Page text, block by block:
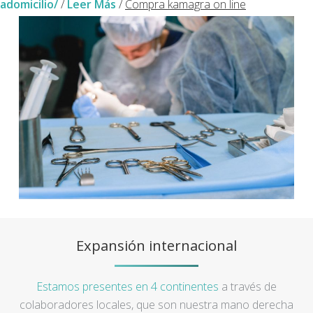
adomicilio// Leer Más / Compra kamagra on line
Expansión internacional
Estamos presentes en 4 continentes a través de
colaboradores locales, que son nuestra mano derecha